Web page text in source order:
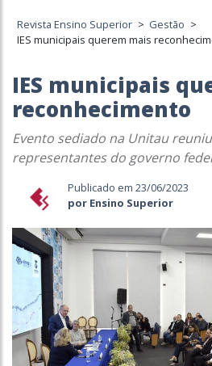
Revista Ensino Superior > Gestão >
IES municipais querem mais
IES municipais
reconhecimento
Evento sediado na Unitau
representantes do governo
Publicado em 23/06/2023
por Ensino Superior